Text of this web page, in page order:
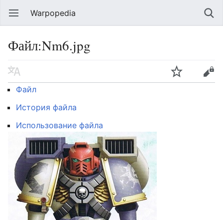
Warpopedia
Файл:Nm6.jpg
Файл
История файла
Использование файла